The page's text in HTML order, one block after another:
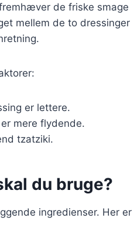
de friske smage
mellem de to dressinger
er lettere.
mere flydende.
tzatziki.
du bruge?
ingredienser. Her er